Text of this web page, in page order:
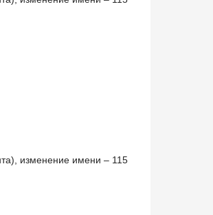
изменение имени – 115